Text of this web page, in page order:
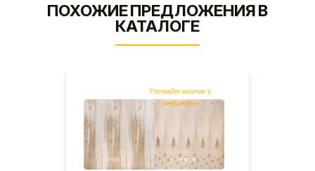
ПОХОЖИЕ ПРЕДЛОЖЕНИЯ В
КАТАЛОГЕ